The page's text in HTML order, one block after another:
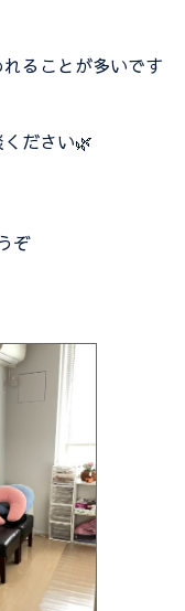
ることが多いです
ださい🌿
ぞ